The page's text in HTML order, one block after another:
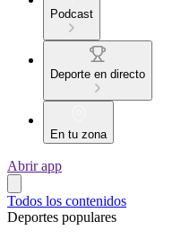
Podcast
Deporte en directo
En tu zona
Abrir app
Todos los contenidos
Deportes populares